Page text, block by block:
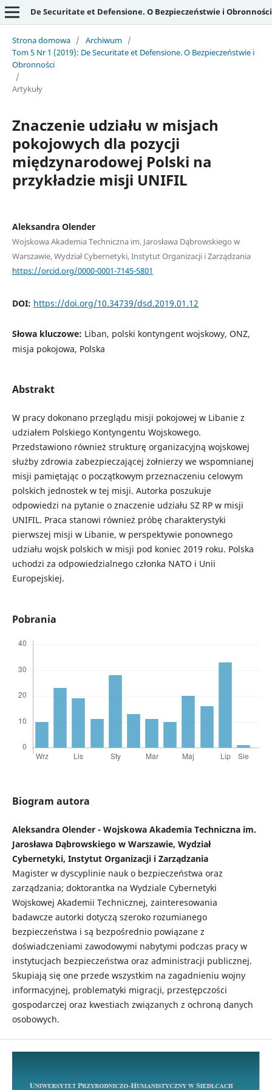
De Securitate et Defensione. O Bezpieczeństwie i Obronności
Strona domowa / Archiwum /
Tom 5 Nr 1 (2019): De Securitate et Defensione. O Bezpieczeństwie i
Obronności
/
Artykuły
Znaczenie udziału w misjach
pokojowych dla pozycji
międzynarodowej Polski na
przykładzie misji UNIFIL
Aleksandra Olender
Wojskowa Akademia Techniczna im. Jarosława Dąbrowskiego w
Warszawie, Wydział Cybernetyki, Instytut Organizacji i Zarządzania
https://orcid.org/0000-0001-7145-5801
DOI: https://doi.org/10.34739/dsd.2019.01.12
Słowa kluczowe: Liban, polski kontyngent wojskowy, ONZ,
misja pokojowa, Polska
Abstrakt
W pracy dokonano przeglądu misji pokojowej w Libanie z
udziałem Polskiego Kontyngentu Wojskowego.
Przedstawiono również strukturę organizacyjną wojskowej
służby zdrowia zabezpieczającej żołnierzy we wspomnianej
misji pamiętając o początkowym przeznaczeniu celowym
polskich jednostek w tej misji. Autorka poszukuje
odpowiedzi na pytanie o znaczenie udziału SZ RP w misji
UNIFIL. Praca stanowi również próbę charakterystyki
pierwszej misji w Libanie, w perspektywie ponownego
udziału wojsk polskich w misji pod koniec 2019 roku. Polska
uchodzi za odpowiedzialnego członka NATO i Unii
Europejskiej.
Pobrania
Biogram autora
Aleksandra Olender - Wojskowa Akademia Techniczna im.
Jarosława Dąbrowskiego w Warszawie, Wydział
Cybernetyki, Instytut Organizacji i Zarządzania
Magister w dyscyplinie nauk o bezpieczeństwa oraz
zarządzania; doktorantka na Wydziale Cybernetyki
Wojskowej Akademii Technicznej, zainteresowania
badawcze autorki dotyczą szeroko rozumianego
bezpieczeństwa i są bezpośrednio powiązane z
doświadczeniami zawodowymi nabytymi podczas pracy w
instytucjach bezpieczeństwa oraz administracji publicznej.
Skupiają się one przede wszystkim na zagadnieniu wojny
informacyjnej, problematyki migracji, przestępczości
gospodarczej oraz kwestiach związanych z ochroną danych
osobowych.